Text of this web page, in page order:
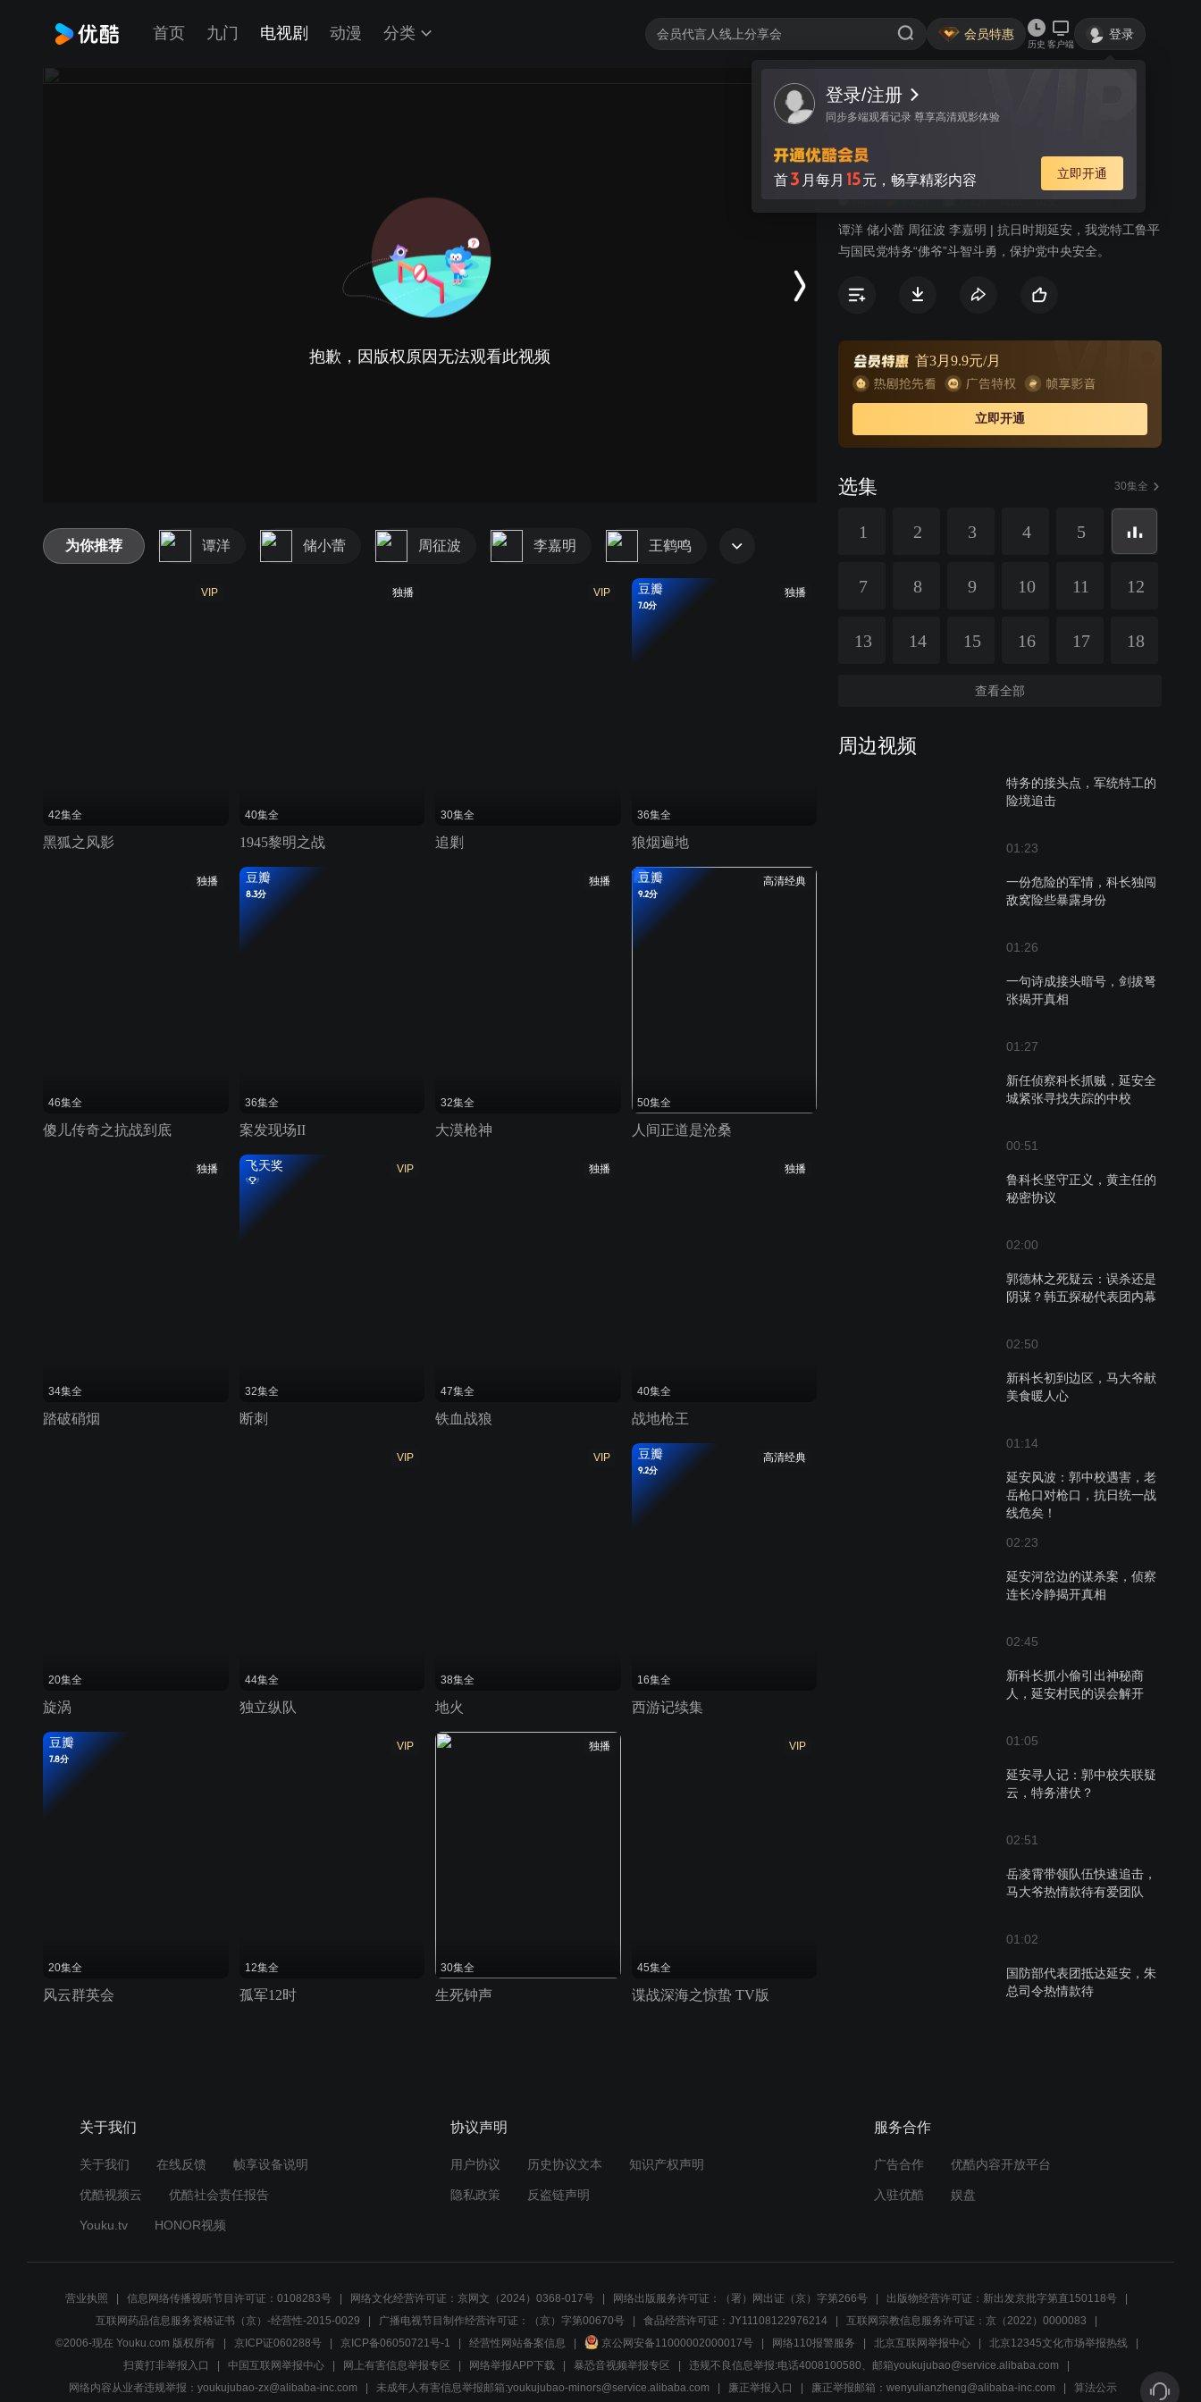
首页 九门 电视剧 动漫 分类 会员特惠
历史 客户端
登录
抱歉，因版权原因无法观看此视频
视频 讨论
红色利剑
7.1分 谍战 历史
谭洋 储小蕾 周征波 李嘉明 | 抗日时期延安，我党特工鲁平
与国民党特务“佛爷”斗智斗勇，保护党中央安全。
首3月9.9元/月
立即开通
选集 30集全
1 2 3 4 5
7 8 9 10 11 12
13 14 15 16 17 18
查看全部
周边视频
特务的接头点，军统特工的
险境追击
01:23
一份危险的军情，科长独闯
敌窝险些暴露身份
01:26
一句诗成接头暗号，剑拔弩
张揭开真相
01:27
新任侦察科长抓贼，延安全
城紧张寻找失踪的中校
00:51
鲁科长坚守正义，黄主任的
秘密协议
02:00
郭德林之死疑云：误杀还是
阴谋？韩五探秘代表团内幕
02:50
新科长初到边区，马大爷献
美食暖人心
01:14
延安风波：郭中校遇害，老
岳枪口对枪口，抗日统一战
线危矣！
02:23
延安河岔边的谋杀案，侦察
连长冷静揭开真相
02:45
新科长抓小偷引出神秘商
人，延安村民的误会解开
01:05
延安寻人记：郭中校失联疑
云，特务潜伏？
02:51
岳凌霄带领队伍快速追击，
马大爷热情款待有爱团队
01:02
国防部代表团抵达延安，朱
总司令热情款待
羊群死亡之谜：中央水源遭
02:06
亮亮的情书丢失，绝望中寻
找挽回机会
为你推荐 谭洋 储小蕾 周征波 李嘉明 王鹤鸣
VIP
42集全
黑狐之风影
独播
40集全
1945黎明之战
VIP
30集全
追剿
独播
豆瓣
7.0分
36集全
狼烟遍地
独播
46集全
傻儿传奇之抗战到底
豆瓣
8.3分
36集全
案发现场II
独播
32集全
大漠枪神
高清经典
豆瓣
9.2分
50集全
人间正道是沧桑
独播
34集全
踏破硝烟
VIP
飞天奖
32集全
断刺
独播
47集全
铁血战狼
独播
40集全
战地枪王
20集全
旋涡
VIP
44集全
独立纵队
VIP
38集全
地火
高清经典
豆瓣
9.2分
16集全
西游记续集
豆瓣
7.8分
20集全
风云群英会
VIP
12集全
孤军12时
独播
30集全
生死钟声
VIP
45集全
谍战深海之惊蛰 TV版
关于我们
关于我们 在线反馈 帧享设备说明
优酷视频云 优酷社会责任报告
Youku.tv HONOR视频
协议声明
用户协议 历史协议文本 知识产权声明
隐私政策 反盗链声明
服务合作
广告合作 优酷内容开放平台
入驻优酷 娱盘
营业执照 信息网络传播视听节目许可证：0108283号 网络文化经营许可证：京网文（2024）0368-017号 网络出版服务许可证：（署）网出证（京）字第266号
出版物经营许可证：新出发京批字第直150118号
互联网药品信息服务资格证书（京）-经营性-2015-0029
广播电视节目制作经营许可证：（京）字第00670号 食品经营许可证：JY11108122976214
互联网宗教信息服务许可证：京（2022）0000083
©2006-现在 Youku.com 版权所有
京ICP证060288号 京ICP备06050721号-1 经营性网站备案信息 京公网安备11000002000017号 网络110报警服务 北京互联网举报中心
北京12345文化市场举报热线
扫黄打非举报入口
中国互联网举报中心 网上有害信息举报专区 网络举报APP下载 暴恐音视频举报专区
违规不良信息举报:电话4008100580、邮箱youkujubao@service.alibaba.com
网络内容从业者违规举报：youkujubao-zx@alibaba-inc.com
未成年人有害信息举报邮箱:youkujubao-minors@service.alibaba.com 廉正举报入口 廉正举报邮箱：wenyulianzheng@alibaba-inc.com 算法公示